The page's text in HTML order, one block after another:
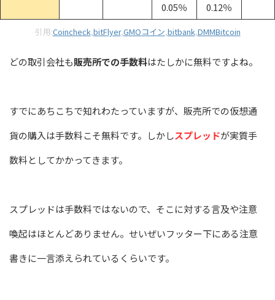
0.05％
0.12％
引用:Coincheck,bitFlyer,GMOコイン,bitbank,DMMBitcoin
どの取引会社も販売所での手数料はたしかに無料ですよね。
すでにあちこちで知れわたっていますが、販売所での仮想通
貨の購入は手数料こそ無料です。しかしスプレッドが実質手
数料としてかかってきます。
スプレッドは手数料ではないので、そこに対する言及や注意
喚起はほとんどありません。せいぜいフッター下にある注意
書きに一言添えられているくらいです。